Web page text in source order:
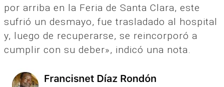
por arriba en la Feria de Santa Clara, este
sufrió un desmayo, fue trasladado al hospital
y, luego de recuperarse, se reincorporó a
cumplir con su deber», indicó una nota.